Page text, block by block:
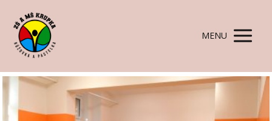
MENU